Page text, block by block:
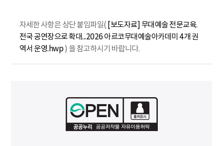
자세한 사항은 상단 붙임파일(
[보도자료] 무대예술 전문교육.
전국 공연장으로 확대...2026 아르코무대예술아카데미 4개 권
역서 운영.hwp) 을 참고하시기 바랍니다.